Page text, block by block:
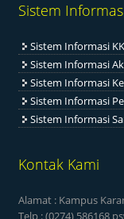
Sistem
Sistem Informasi
Sistem Informasi
Sistem Informasi
Sistem Informasi
Sistem Informasi
Kontak Kami
Alamat : Kampus
Telp : (0274) 586168